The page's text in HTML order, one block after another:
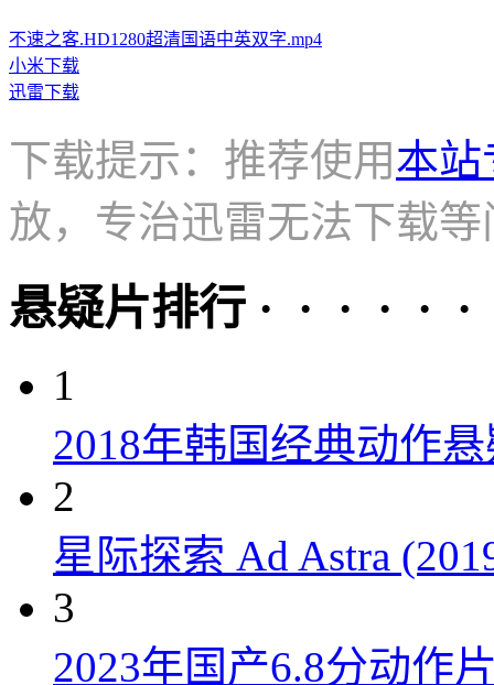
不速之客.HD1280超清国语中英双字.mp4
小米下载
迅雷下载
下载提示：推荐使用本站
放，专治迅雷无法下载等
悬疑片排行 · · · · · ·
1
2018年韩国经典动作
2
星际探索 Ad Astra
3
2023年国产6.8分动作